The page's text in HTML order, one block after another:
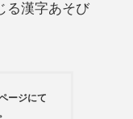
る漢字あそび
ージにて